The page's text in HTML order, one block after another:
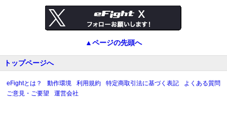
▲ページの先頭へ
トップページへ
eFightとは？ 動作環境 利用規約 特定商取引法に基づく表記
よくある質問
ご意見・ご要望
運営会社